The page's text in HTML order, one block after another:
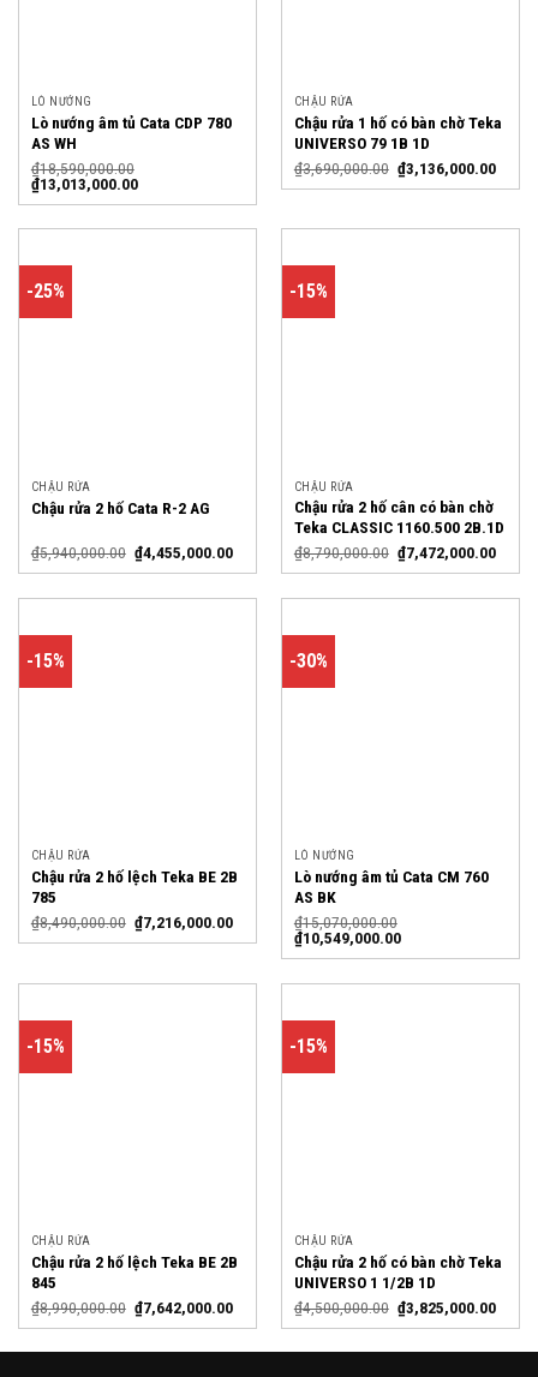
LÒ NƯỚNG
Lò nướng âm tủ Cata CDP 780
AS WH
₫18,590,000.00
₫13,013,000.00
CHẬU RỬA
Chậu rửa 1 hố có bàn chờ Teka
UNIVERSO 79 1B 1D
₫3,690,000.00 ₫3,136,000.00
-25%
CHẬU RỬA
Chậu rửa 2 hố Cata R-2 AG
₫5,940,000.00 ₫4,455,000.00
-15%
CHẬU RỬA
Chậu rửa 2 hố cân có bàn chờ
Teka CLASSIC 1160.500 2B.1D
₫8,790,000.00 ₫7,472,000.00
-15%
CHẬU RỬA
Chậu rửa 2 hố lệch Teka BE 2B
785
₫8,490,000.00 ₫7,216,000.00
-30%
LÒ NƯỚNG
Lò nướng âm tủ Cata CM 760
AS BK
₫15,070,000.00
₫10,549,000.00
-15%
CHẬU RỬA
Chậu rửa 2 hố lệch Teka BE 2B
845
₫8,990,000.00 ₫7,642,000.00
-15%
CHẬU RỬA
Chậu rửa 2 hố có bàn chờ Teka
UNIVERSO 1 1/2B 1D
₫4,500,000.00 ₫3,825,000.00